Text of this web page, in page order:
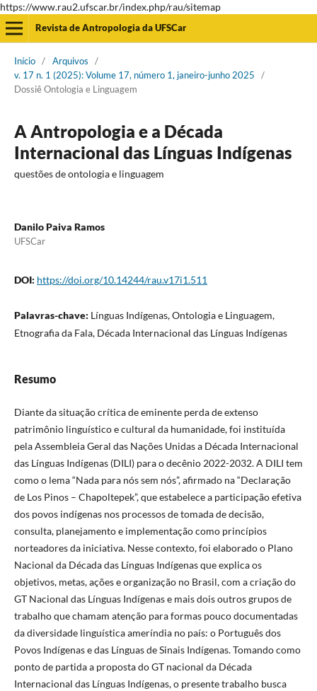
https://www.rau2.ufscar.br/index.php/rau/sitemap
Revista de Antropologia da UFSCar
Início / Arquivos
/
v. 17 n. 1 (2025): Volume 17, número 1, janeiro-junho 2025
/
Dossiê Ontologia e Linguagem
A Antropologia e a Década
Internacional das Línguas Indígenas
questões de ontologia e linguagem
Danilo Paiva Ramos
UFSCar
DOI: https://doi.org/10.14244/rau.v17i1.511
Palavras-chave: Línguas Indígenas, Ontologia e Linguagem,
Etnografia da Fala, Década Internacional das Línguas Indígenas
Resumo
Diante da situação crítica de eminente perda de extenso
patrimônio linguístico e cultural da humanidade, foi instituída
pela Assembleia Geral das Nações Unidas a Década Internacional
das Línguas Indígenas (DILI) para o decênio 2022-2032. A DILI tem
como o lema “Nada para nós sem nós”, afirmado na “Declaração
de Los Pinos – Chapoltepek”, que estabelece a participação efetiva
dos povos indígenas nos processos de tomada de decisão,
consulta, planejamento e implementação como princípios
norteadores da iniciativa. Nesse contexto, foi elaborado o Plano
Nacional da Década das Línguas Indígenas que explica os
objetivos, metas, ações e organização no Brasil, com a criação do
GT Nacional das Línguas Indígenas e mais dois outros grupos de
trabalho que chamam atenção para formas pouco documentadas
da diversidade linguística ameríndia no país: o Português dos
Povos Indígenas e das Línguas de Sinais Indígenas. Tomando como
ponto de partida a proposta do GT nacional da Década
Internacional das Línguas Indígenas, o presente trabalho busca